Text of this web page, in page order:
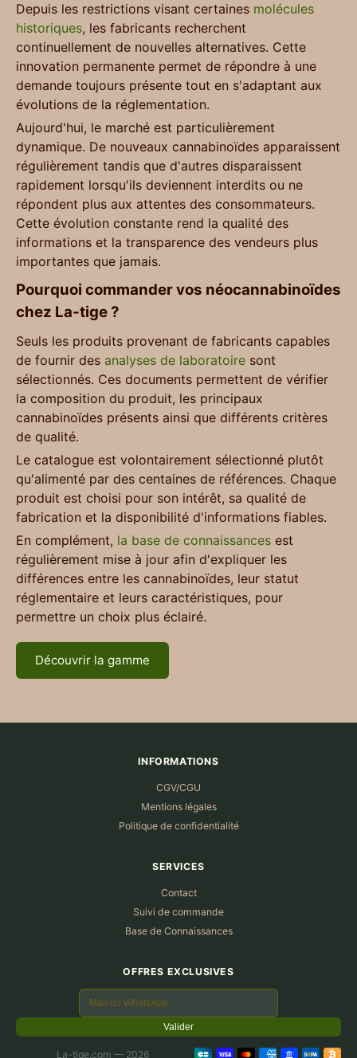
Depuis les restrictions visant certaines molécules
historiques, les fabricants recherchent
continuellement de nouvelles alternatives. Cette
innovation permanente permet de répondre à une
demande toujours présente tout en s'adaptant aux
évolutions de la réglementation.
Aujourd'hui, le marché est particulièrement
dynamique. De nouveaux cannabinoïdes apparaissent
régulièrement tandis que d'autres disparaissent
rapidement lorsqu'ils deviennent interdits ou ne
répondent plus aux attentes des consommateurs.
Cette évolution constante rend la qualité des
informations et la transparence des vendeurs plus
importantes que jamais.
Pourquoi commander vos néocannabinoïdes
chez La-tige ?
Seuls les produits provenant de fabricants capables
de fournir des analyses de laboratoire sont
sélectionnés. Ces documents permettent de vérifier
la composition du produit, les principaux
cannabinoïdes présents ainsi que différents critères
de qualité.
Le catalogue est volontairement sélectionné plutôt
qu'alimenté par des centaines de références. Chaque
produit est choisi pour son intérêt, sa qualité de
fabrication et la disponibilité d'informations fiables.
En complément, la base de connaissances est
régulièrement mise à jour afin d'expliquer les
différences entre les cannabinoïdes, leur statut
réglementaire et leurs caractéristiques, pour
permettre un choix plus éclairé.
Découvrir la gamme
INFORMATIONS
CGV/CGU
Mentions légales
Politique de confidentialité
SERVICES
Contact
Suivi de commande
Base de Connaissances
OFFRES EXCLUSIVES
Valider
La-tige.com — 2026